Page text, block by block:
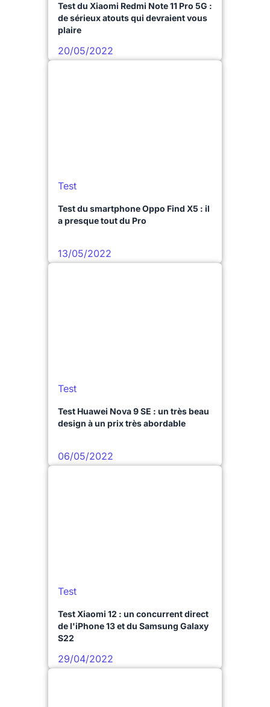
Test du Xiaomi Redmi Note 11 Pro 5G :
de sérieux atouts qui devraient vous
plaire
20/05/2022
Test
Test du smartphone Oppo Find X5 : il
a presque tout du Pro
13/05/2022
Test
Test Huawei Nova 9 SE : un très beau
design à un prix très abordable
06/05/2022
Test
Test Xiaomi 12 : un concurrent direct
de l'iPhone 13 et du Samsung Galaxy
S22
29/04/2022